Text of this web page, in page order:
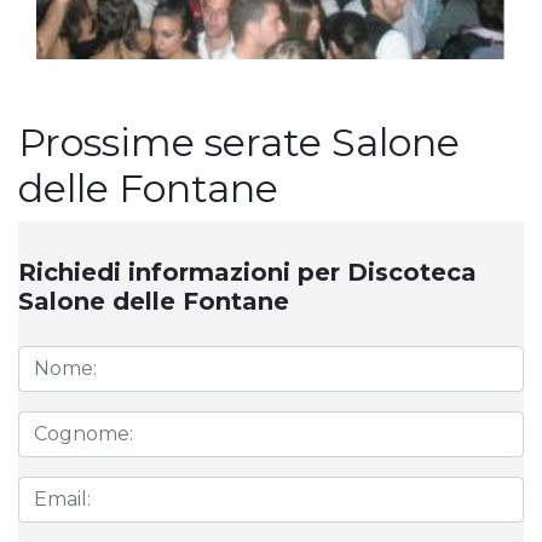
Prossime serate Salone
delle Fontane
Richiedi informazioni per Discoteca
Salone delle Fontane